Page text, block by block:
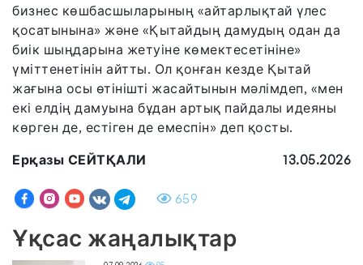
бизнес көшбасшыларының «айтарлықтай үлес
қосатынына» және «Қытайдың дамудың одан да
биік шыңдарына жетуіне көмектесетініне»
үміттенетінін айтты. Ол қонған кезде Қытай
жағына осы өтінішті жасайтынын мәлімдеп, «мен
екі елдің дамуына бұдан артық пайдалы идеяны
көрген де, естіген де емеспін» деп қосты.
Ерқазы СЕЙТҚАЛИ
13.05.2026
659
Ұқсас жаңалықтар